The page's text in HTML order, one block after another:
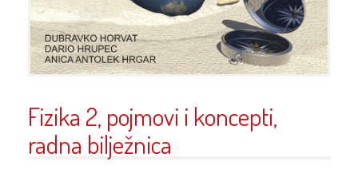
Fizika 2, pojmovi i koncepti,
radna bilježnica